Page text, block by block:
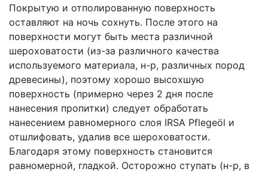
Покрытую и отполированную поверхность
оставляют на ночь сохнуть. После этого на
поверхности могут быть места различной
шероховатости (из-за различного качества
используемого материала, н-р, различных пород
древесины), поэтому хорошо высохшую
поверхность (примерно через 2 дня после
нанесения пропитки) следует обработать
нанесением равномерного слоя IRSA Pflegeöl и
отшлифовать, удалив все шероховатости.
Благодаря этому поверхность становится
равномерной, гладкой. Осторожно ступать (н-р, в